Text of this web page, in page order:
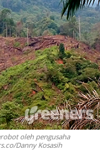
oleh pengusaha
Danny Kosasih